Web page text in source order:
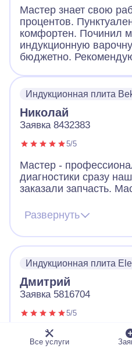
Мастер знает свою
процентов.
комфортен. Починил
индукционную
бюджетно.
Индукционная плита
Николай
Заявка 8432383
5/5
Мастер -
диагностики сразу
заказали запчасть.
запчасть, поставили,
что человек
дал ценные советы
посуды для плиты.
Развернуть
Индукционная плита
Дмитрий
Заявка 5816704
5/5
Ремонт управления
«Электролюкс»
Все услуги